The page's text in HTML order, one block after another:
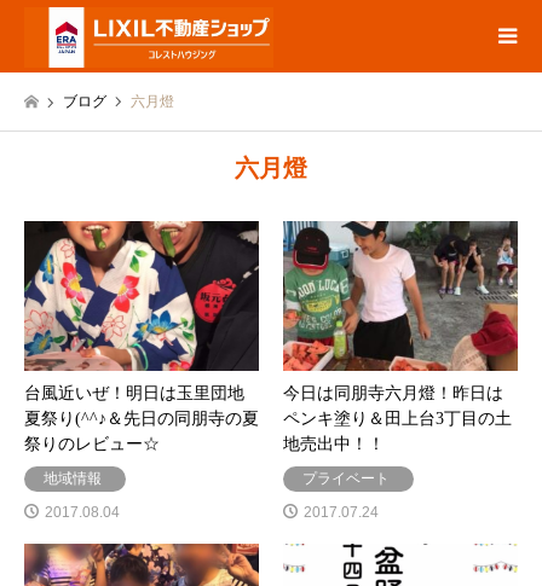
ブログ 六月燈
六月燈
台風近いぜ！明日は玉里団地
夏祭り(^^♪＆先日の同朋寺の夏
祭りのレビュー☆
地域情報
2017.08.04
今日は同朋寺六月燈！昨日は
ペンキ塗り＆田上台3丁目の土
地売出中！！
プライベート
2017.07.24